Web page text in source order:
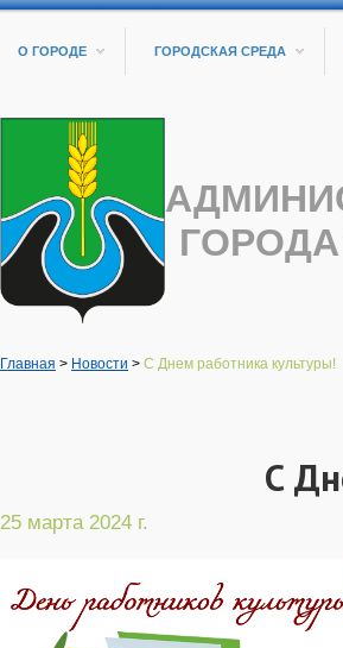
О ГОРОДЕ ГОРОДСКАЯ СРЕДА
Главная > Новости > С Днем работника культуры!
С
25 марта 2024 г.